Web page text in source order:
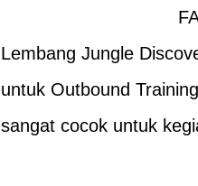
Lembang Jungle
untuk Outbound
sangat cocok untuk